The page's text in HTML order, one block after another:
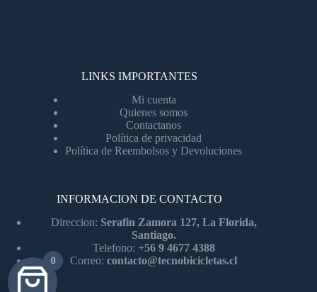
LINKS IMPORTANTES
Mi cuenta
Quienes somos
Contactanos
Política de privacidad
Política de Reembolsos y Devoluciones
INFORMACION DE CONTACTO
Direccion: Serafin Zamora 127, La Florida,
Santiago.
Telefono: +56 9 4677 4388
Correo:contacto@tecnobicicletas.cl
0